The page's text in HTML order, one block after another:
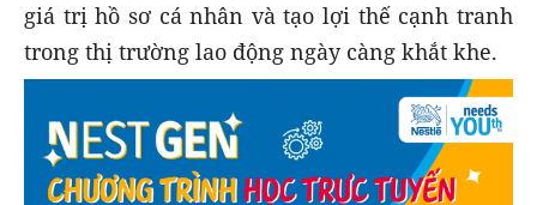
giá trị hồ sơ cá nhân và tạo lợi thế cạnh tranh
trong thị trường lao động ngày càng khắt khe.